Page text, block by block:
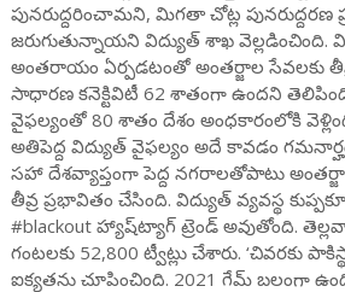
పునరుద్దరించామని, మిగతా చోట్ల పునరుద్దరణ
జరుగుతున్నాయని విద్యుత్ శాఖ వెల్లడించింది.
అంతరాయం ఏర్పడటంతో అంతర్జాల సేవలకు
సాధారణ కనెక్టివిటీ 62 శాతంగా ఉందని
వైఫల్యంతో 80 శాతం దేశం అంధకారంలోకి
అతిపెద్ద విద్యుత్ వైఫల్యం అదే కావడం
సహా దేశవ్యాప్తంగా పెద్ద నగరాలతోపాటు
తీవ్ర ప్రభావితం చేసింది. విద్యుత్ వ్యవస్థ
#blackout హ్యాష్‌ట్యాగ్ ట్రెండ్ అవుతోంది.
గంటలకు 52,800 ట్వీట్లు చేశారు. ‘చివరకు
ఐక్యతను చూపించింది. 2021 గేమ్ బలంగా